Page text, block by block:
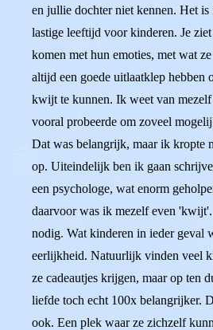
en jullie dochter niet kennen. Het is
lastige leeftijd voor kinderen. Je
komen met hun emoties, met wat
altijd een goede uitlaatklep hebben
kwijt te kunnen. Ik weet van
vooral probeerde om zoveel
Dat was belangrijk, maar ik kropte
op. Uiteindelijk ben ik gaan
een psychologe, wat enorm
daarvoor was ik mezelf even
nodig. Wat kinderen in ieder geval
eerlijkheid. Natuurlijk vinden veel
ze cadeautjes krijgen, maar op ten
liefde toch echt 100x belangrijker.
ook. Een plek waar ze zichzelf